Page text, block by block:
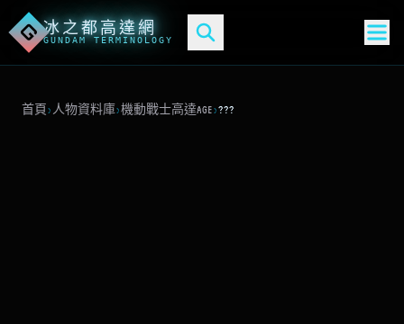
G冰之都高達網
GUNDAM TERMINOLOGY
首頁 › 人物資料庫›機動戰士高達AGE›???